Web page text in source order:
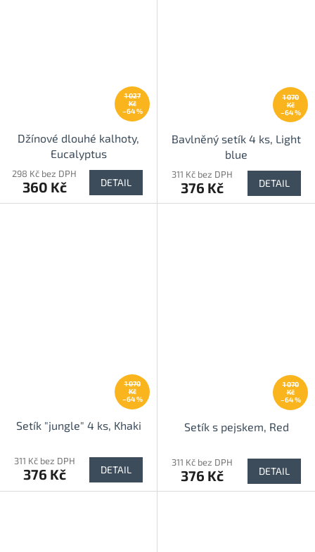
1 027
Kč
–64 %
Džínové dlouhé kalhoty,
Eucalyptus
298 Kč bez DPH
360 Kč DETAIL
1 070
Kč
–64 %
Bavlněný setík 4 ks, Light
blue
311 Kč bez DPH
376 Kč DETAIL
1 070
Kč
–64 %
Setík "jungle" 4 ks, Khaki
311 Kč bez DPH
376 Kč DETAIL
1 070
Kč
–64 %
Setík s pejskem, Red
311 Kč bez DPH
376 Kč DETAIL